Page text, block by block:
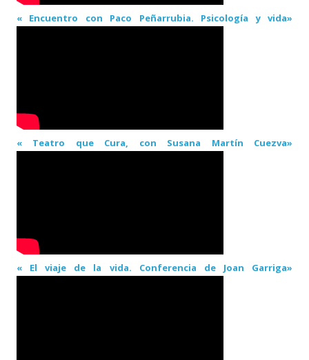
« Encuentro con Paco Peñarrubia. Psicología y vida»
« Teatro que Cura, con Susana Martín Cuezva»
« El viaje de la vida. Conferencia de Joan Garriga»